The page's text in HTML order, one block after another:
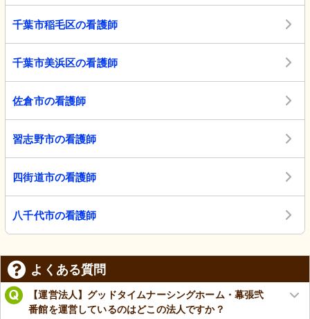
千葉市稲毛区の看護師
千葉市美浜区の看護師
佐倉市の看護師
習志野市の看護師
四街道市の看護師
八千代市の看護師
よくある質問
【運営法人】グッドタイムナーシングホーム・幕張弐
番館を運営しているのはどこの法人ですか？